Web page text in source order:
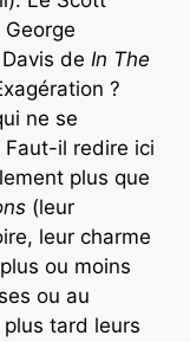
George
de In The
?
ne se
il redire ici
plus que
(leur
leur charme
plus ou moins
ou au
tard leurs